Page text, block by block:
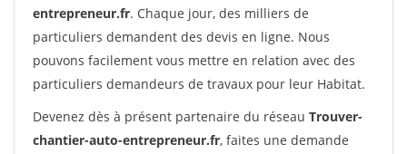
entrepreneur.fr. Chaque jour, des milliers de
particuliers demandent des devis en ligne. Nous
pouvons facilement vous mettre en relation avec des
particuliers demandeurs de travaux pour leur Habitat.
Devenez dès à présent partenaire du réseau Trouver-
chantier-auto-entrepreneur.fr, faites une demande